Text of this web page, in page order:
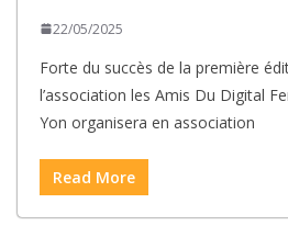
22/05/2025
Forte du succès de la première
l’association les Amis Du Digital
Yon organisera en association
Read More